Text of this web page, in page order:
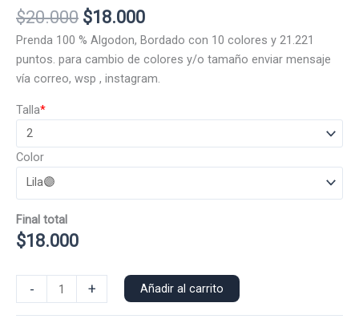
$20.000 El
precio
original
era:
$18.000El
precio
actual
es:
Prenda 100 % Algodon, Bordado con 10 colores y 21.221
puntos. para cambio de colores y/o tamaño enviar mensaje
vía correo, wsp , instagram.
*
Talla
Color
Final total
$18.000
-
Capucha
+ Añadir al carrito